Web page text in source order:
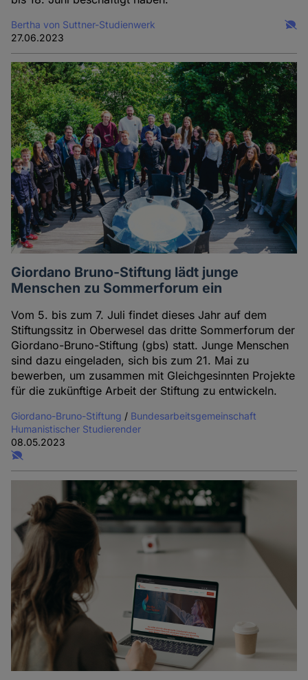
Bertha von Suttner-Studienwerk
27.06.2023
Giordano Bruno-Stiftung lädt junge
Menschen zu Sommerforum ein
Vom 5. bis zum 7. Juli findet dieses Jahr auf dem
Stiftungssitz in Oberwesel das dritte Sommerforum der
Giordano-Bruno-Stiftung (gbs) statt. Junge Menschen
sind dazu eingeladen, sich bis zum 21. Mai zu
bewerben, um zusammen mit Gleichgesinnten Projekte
für die zukünftige Arbeit der Stiftung zu entwickeln.
Giordano-Bruno-Stiftung / Bundesarbeitsgemeinschaft
Humanistischer Studierender
08.05.2023
Cookies